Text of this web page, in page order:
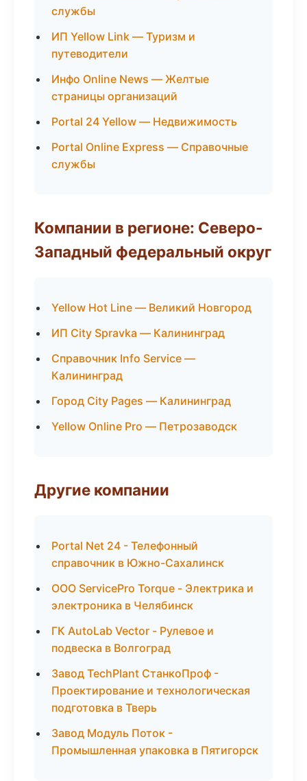
службы
ИП Yellow Link — Туризм и
путеводители
Инфо Online News — Желтые
страницы организаций
Portal 24 Yellow — Недвижимость
Portal Online Express — Справочные
службы
Компании в регионе: Северо-
Западный федеральный округ
Yellow Hot Line — Великий Новгород
ИП City Spravka — Калининград
Справочник Info Service —
Калининград
Город City Pages — Калининград
Yellow Online Pro — Петрозаводск
Другие компании
Portal Net 24 - Телефонный
справочник в Южно-Сахалинск
ООО ServicePro Torque - Электрика и
электроника в Челябинск
ГК AutoLab Vector - Рулевое и
подвеска в Волгоград
Завод TechPlant СтанкоПроф -
Проектирование и технологическая
подготовка в Тверь
Завод Модуль Поток -
Промышленная упаковка в Пятигорск